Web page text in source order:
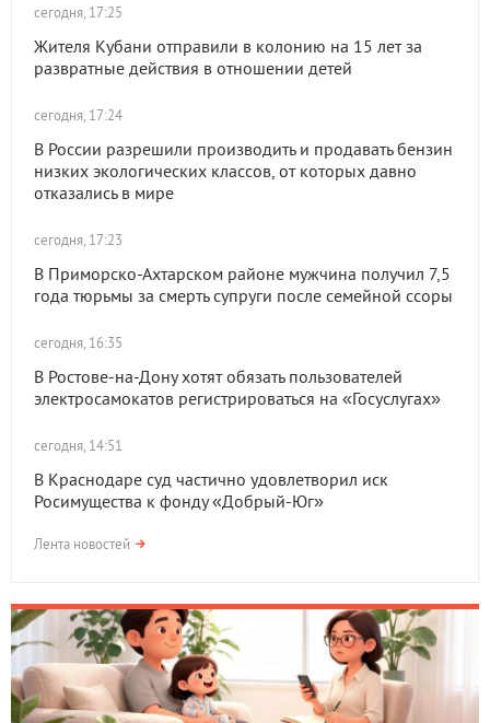
сегодня, 17:25
Жителя Кубани отправили в колонию на 15 лет за
развратные действия в отношении детей
сегодня, 17:24
В России разрешили производить и продавать бензин
низких экологических классов, от которых давно
отказались в мире
сегодня, 17:23
В Приморско-Ахтарском районе мужчина получил 7,5
года тюрьмы за смерть супруги после семейной ссоры
сегодня, 16:35
В Ростове-на-Дону хотят обязать пользователей
электросамокатов регистрироваться на «Госуслугах»
сегодня, 14:51
В Краснодаре суд частично удовлетворил иск
Росимущества к фонду «Добрый-Юг»
Лента новостей